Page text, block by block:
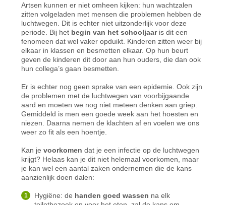
Artsen kunnen er niet omheen kijken: hun wachtzalen
zitten volgeladen met mensen die problemen hebben de
luchtwegen. Dit is echter niet uitzonderlijk voor deze
periode. Bij het begin van het schooljaaris dit een
fenomeen dat wel vaker opduikt. Kinderen zitten weer bij
elkaar in klassen en besmetten elkaar. Op hun beurt
geven de kinderen dit door aan hun ouders, die dan ook
hun collega’s gaan besmetten.
Er is echter nog geen sprake van een epidemie. Ook zijn
de problemen met de luchtwegen van voorbijgaande
aard en moeten we nog niet meteen denken aan griep.
Gemiddeld is men een goede week aan het hoesten en
niezen. Daarna nemen de klachten af en voelen we ons
weer zo fit als een hoentje.
Kan jevoorkomen dat je een infectie op de luchtwegen
krijgt? Helaas kan je dit niet helemaal voorkomen, maar
je kan wel een aantal zaken ondernemen die de kans
aanzienlijk doen dalen:
Hygiëne: de handen goed wassen na elk